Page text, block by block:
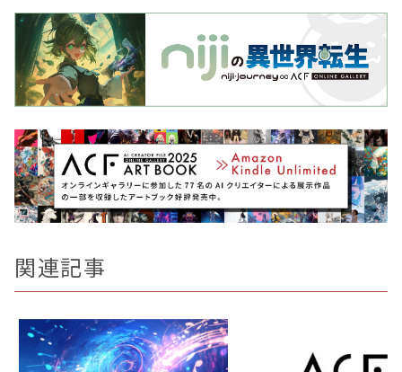
関連記事